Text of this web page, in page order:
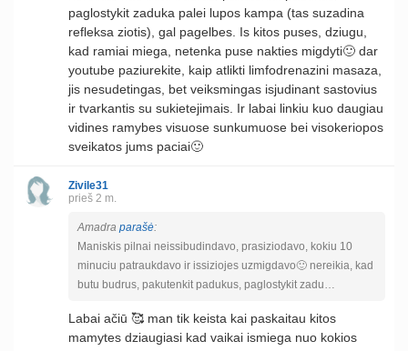
paglostykit zaduka palei lupos kampa (tas suzadina
refleksa ziotis), gal pagelbes. Is kitos puses, dziugu,
kad ramiai miega, netenka puse nakties migdyti🙂 dar
youtube paziurekite, kaip atlikti limfodrenazini masaza,
jis nesudetingas, bet veiksmingas isjudinant sastovius
ir tvarkantis su sukietejimais. Ir labai linkiu kuo daugiau
vidines ramybes visuose sunkumuose bei visokeriopos
sveikatos jums paciai🙂
Zivile31
prieš 2 m.
Amadra parašė:
Maniskis pilnai neissibudindavo, prasiziodavo, kokiu 10
minuciu patraukdavo ir issiziojes uzmigdavo🙂 nereikia, kad
butu budrus, pakutenkit padukus, paglostykit zadu…
Labai ačiū 🥰 man tik keista kai paskaitau kitos
mamytes dziaugiasi kad vaikai ismiega nuo kokios